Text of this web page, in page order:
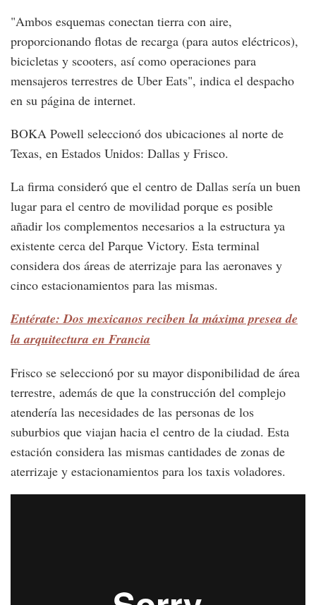
"Ambos esquemas conectan tierra con aire,
proporcionando flotas de recarga (para autos eléctricos),
bicicletas y scooters, así como operaciones para
mensajeros terrestres de Uber Eats", indica el despacho
en su página de internet.
BOKA Powell seleccionó dos ubicaciones al norte de
Texas, en Estados Unidos: Dallas y Frisco.
La firma consideró que el centro de Dallas sería un buen
lugar para el centro de movilidad porque es posible
añadir los complementos necesarios a la estructura ya
existente cerca del Parque Victory. Esta terminal
considera dos áreas de aterrizaje para las aeronaves y
cinco estacionamientos para las mismas.
Entérate: Dos mexicanos reciben la máxima presea de
la arquitectura en Francia
Frisco se seleccionó por su mayor disponibilidad de área
terrestre, además de que la construcción del complejo
atendería las necesidades de las personas de los
suburbios que viajan hacia el centro de la ciudad. Esta
estación considera las mismas cantidades de zonas de
aterrizaje y estacionamientos para los taxis voladores.